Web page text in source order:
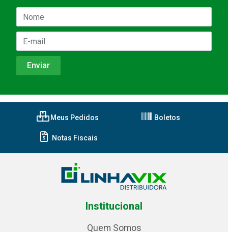
Meus Pedidos Boletos
Notas Fiscais
Institucional
Quem Somos